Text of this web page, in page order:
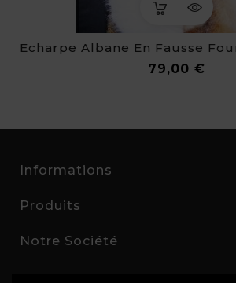
79,00 €
Informations
Produits
Notre Société